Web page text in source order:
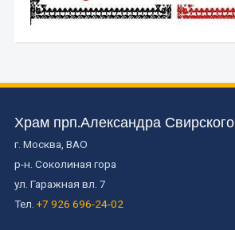
Храм прп.Александра Свирского
г. Москва, ВАО
р-н. Соколиная гора
ул. Гаражная вл. 7
Тел. +7 926 696-24-02